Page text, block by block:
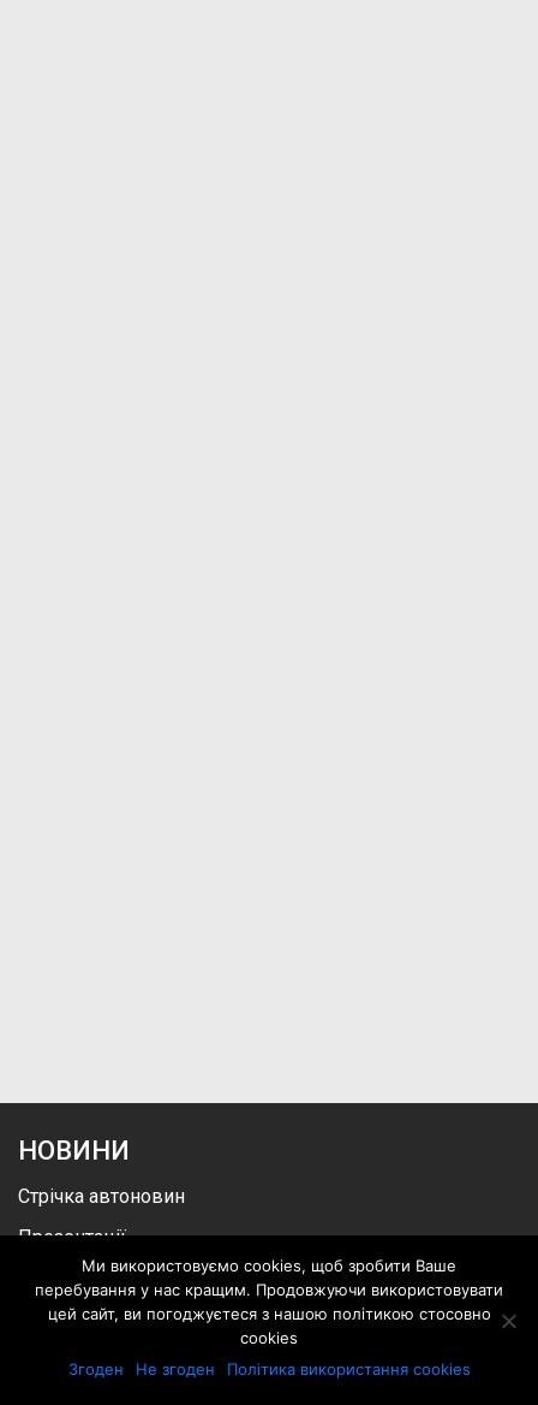
НОВИНИ
Стрічка автоновин
Презентації
ТЕСТ-ДРАЙВИ
Ми використовуємо cookies, щоб зробити Ваше
перебування у нас кращим. Продовжуючи використовувати
цей сайт, ви погоджуєтеся з нашою політикою стосовно
cookies
Згоден
Не згоден Політика використання cookies